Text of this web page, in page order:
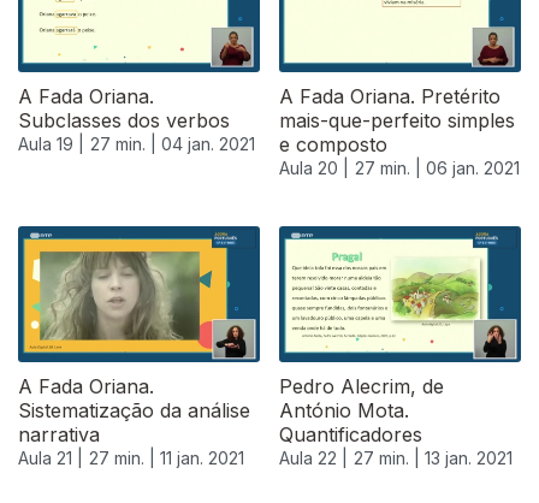
A Fada Oriana.
Subclasses dos verbos
Aula 19 | 27 min. | 04 jan. 2021
A Fada Oriana. Pretérito
mais-que-perfeito simples
e composto
Aula 20 | 27 min. | 06 jan. 2021
A Fada Oriana.
Sistematização da análise
narrativa
Aula 21 | 27 min. | 11 jan. 2021
Pedro Alecrim, de
António Mota.
Quantificadores
Aula 22 | 27 min. | 13 jan. 2021